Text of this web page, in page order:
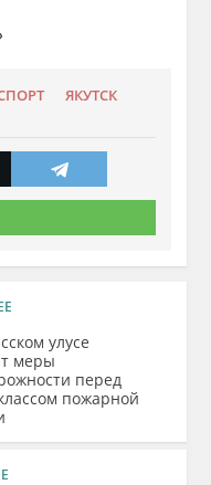
ЯКУТСК
улусе
меры
перед
пожарной